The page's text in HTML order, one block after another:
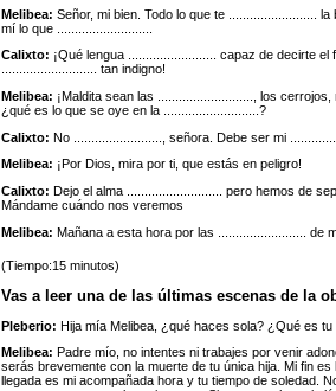
Melibea: Señor, mi bien. Todo lo que te .........................
mí lo que ...........................
Calixto: ¡Qué lengua ......................... capaz de decirte
........................... tan indigno!
Melibea: ¡Maldita sean las ..........................., los
¿qué es lo que se oye en la ...........................?
Calixto: No ........................., señora. Debe ser mi
Melibea: ¡Por Dios, mira por ti, que estás en peligro!
Calixto: Dejo el alma ........................... pero hemos de
Mándame cuándo nos veremos
Melibea: Mañana a esta hora por las ......................... de
(Tiempo:15 minutos)
Vas a leer una de las últimas escenas de la
Pleberio: Hija mía Melibea, ¿qué haces sola? ¿Qué es
Melibea: Padre mío, no intentes ni trabajes por venir
serás brevemente con la muerte de tu única hija. Mi fin
llegada es mi acompañada hora y tu tiempo de soledad.